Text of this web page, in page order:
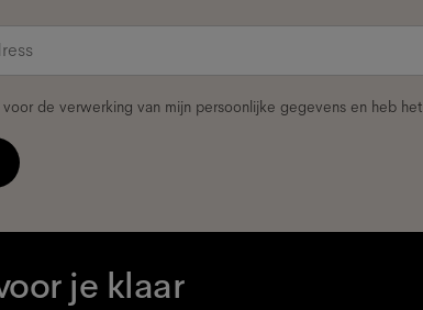
de verwerking van mijn persoonlijke gegevens en heb het
je klaar